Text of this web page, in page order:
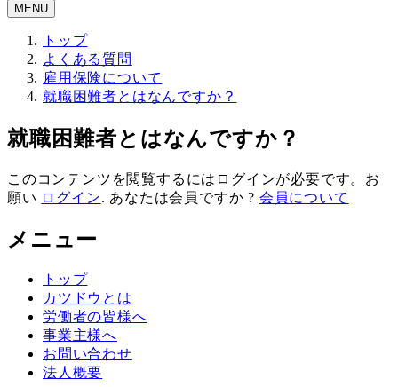
MENU
トップ
よくある質問
雇用保険について
就職困難者とはなんですか？
就職困難者とはなんですか？
このコンテンツを閲覧するにはログインが必要です。お
願い ログイン. あなたは会員ですか ? 会員について
メニュー
トップ
カツドウとは
労働者の皆様へ
事業主様へ
お問い合わせ
法人概要